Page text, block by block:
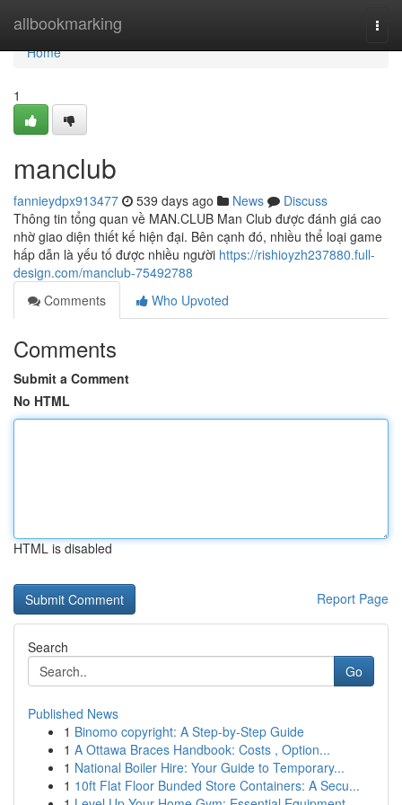
allbookmarking
Home
Home
1
manclub
fannieydpx913477 539 days ago News
Discuss
Thông tin tổng quan về MAN.CLUB Man Club được đánh giá cao
nhờ giao diện thiết kế hiện đại. Bên cạnh đó, nhiều thể loại game
hấp dẫn là yếu tố được nhiều người https://rishioyzh237880.full-
design.com/manclub-75492788
Comments
Who Upvoted
Comments
Submit a Comment
No HTML
HTML is disabled
Report Page
Search
Go
Published News
1 Binomo copyright: A Step-by-Step Guide
1 A Ottawa Braces Handbook: Costs , Option...
1 National Boiler Hire: Your Guide to Temporary...
1 10ft Flat Floor Bunded Store Containers: A Secu...